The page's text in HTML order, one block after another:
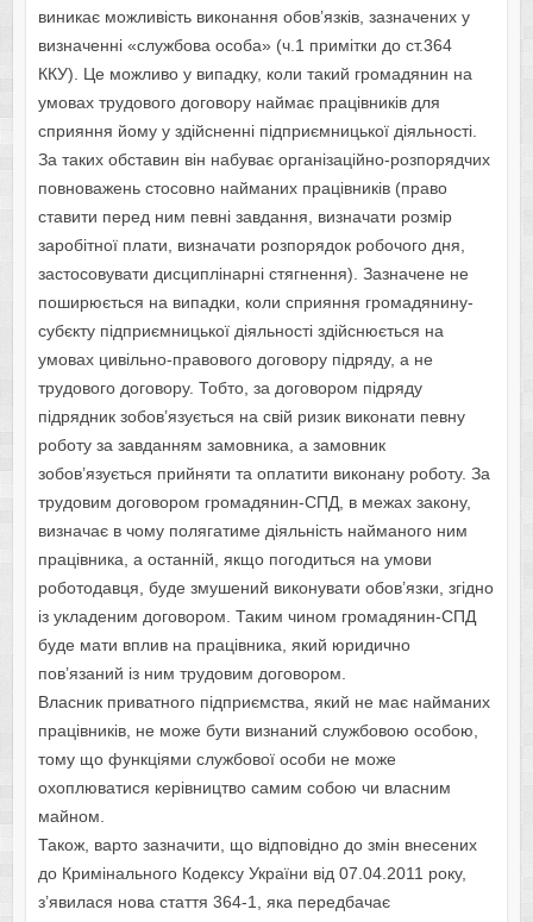
виникає можливість виконання обов’язків, зазначених у
визначенні «службова особа» (ч.1 примітки до ст.364
ККУ). Це можливо у випадку, коли такий громадянин на
умовах трудового договору наймає працівників для
сприяння йому у здійсненні підприємницької діяльності.
За таких обставин він набуває організаційно-розпорядчих
повноважень стосовно найманих працівників (право
ставити перед ним певні завдання, визначати розмір
заробітної плати, визначати розпорядок робочого дня,
застосовувати дисциплінарні стягнення). Зазначене не
поширюється на випадки, коли сприяння громадянину-
субєкту підприємницької діяльності здійснюється на
умовах цивільно-правового договору підряду, а не
трудового договору. Тобто, за договором підряду
підрядник зобов’язується на свій ризик виконати певну
роботу за завданням замовника, а замовник
зобов’язується прийняти та оплатити виконану роботу. За
трудовим договором громадянин-СПД, в межах закону,
визначає в чому полягатиме діяльність найманого ним
працівника, а останній, якщо погодиться на умови
роботодавця, буде змушений виконувати обов’язки, згідно
із укладеним договором. Таким чином громадянин-СПД
буде мати вплив на працівника, який юридично
пов’язаний із ним трудовим договором.
Власник приватного підприємства, який не має найманих
працівників, не може бути визнаний службовою особою,
тому що функціями службової особи не може
охоплюватися керівництво самим собою чи власним
майном.
Також, варто зазначити, що відповідно до змін внесених
до Кримінального Кодексу України від 07.04.2011 року,
з’явилася нова стаття 364-1, яка передбачає